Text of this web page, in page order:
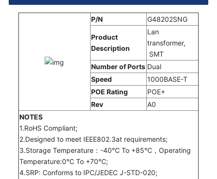
P/N G48202SNG
Product
Description
Lan
transformer,
SMT
Number of Ports Dual
Speed
1000BASE-T
POE Rating
POE+
Rev
A0
NOTES
1.RoHS Compliant;
2.Designed to meet IEEE802.3at requirements;
3.Storage Temperature：-40℃ To +85℃，Operating
Temperature:0℃ To +70℃;
4.SRP: Conforms to IPC/JEDEC J-STD-020;